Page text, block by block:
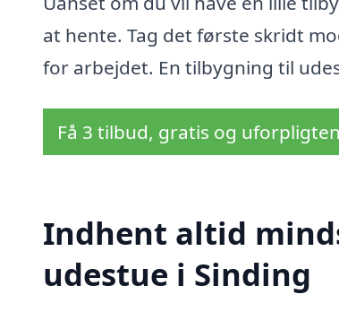
at hente. Tag det første skridt
for arbejdet. En tilbygning til
Få 3 tilbud, gratis og
Indhent altid
udestue i Sinding